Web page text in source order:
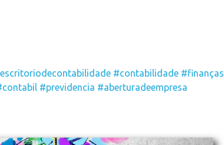
#contabilidade #finanças
#previdencia #aberturadeempresa